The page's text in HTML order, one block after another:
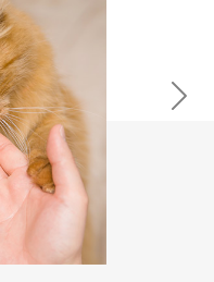
Next